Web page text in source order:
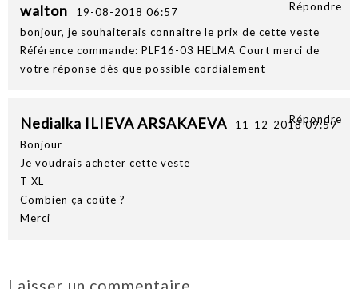
walton 19-08-2018 06:57
Répondre
bonjour, je souhaiterais connaitre le prix de cette veste
Référence commande: PLF16-03 HELMA Court merci de
votre réponse dès que possible cordialement
Nedialka ILIEVA ARSAKAEVA 11-12-2018 09:59
Répondre
Bonjour
Je voudrais acheter cette veste
T XL
Combien ça coûte ?
Merci
Laisser un commentaire